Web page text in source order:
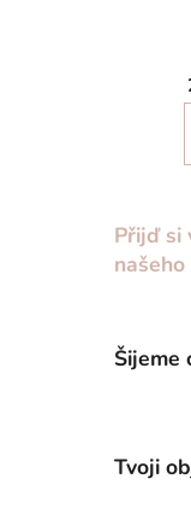
Přijď si
Šijeme
Tvoji